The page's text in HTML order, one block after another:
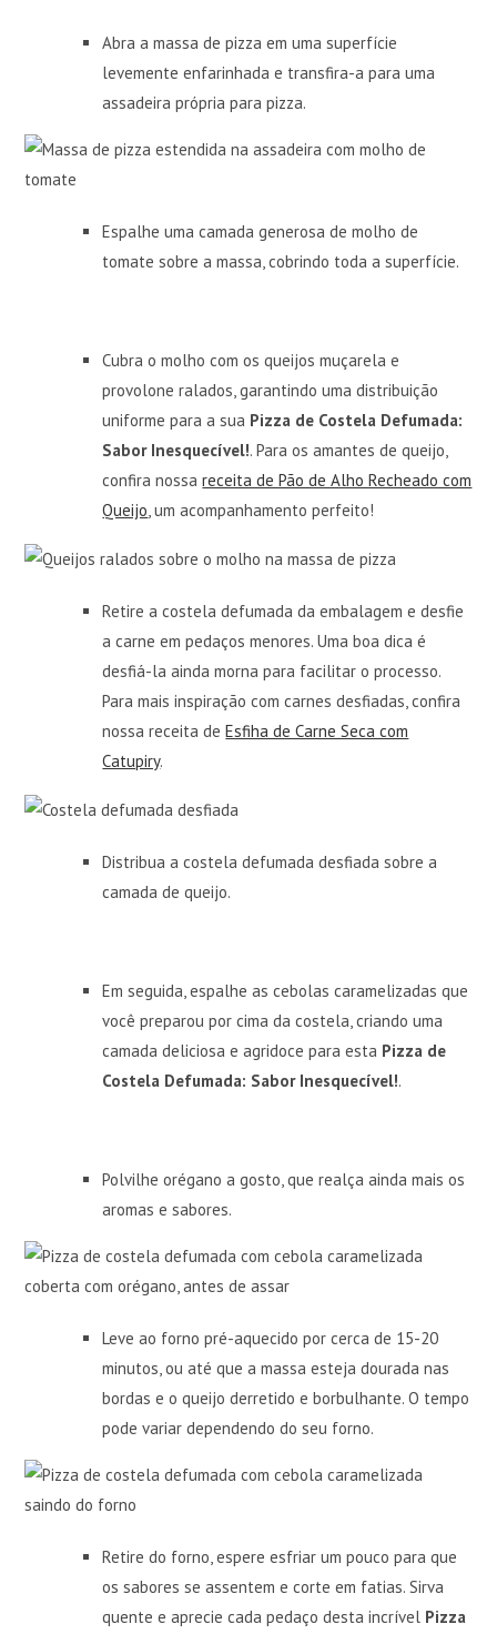
Abra a massa de pizza em uma superfície
levemente enfarinhada e transfira-a para uma
assadeira própria para pizza.
Espalhe uma camada generosa de molho de
tomate sobre a massa, cobrindo toda a superfície.
Cubra o molho com os queijos muçarela e
provolone ralados, garantindo uma distribuição
uniforme para a sua Pizza de Costela Defumada:
Sabor Inesquecível!. Para os amantes de queijo,
confira nossareceita de Pão de Alho Recheado com
Queijo, um acompanhamento perfeito!
Retire a costela defumada da embalagem e desfie
a carne em pedaços menores. Uma boa dica é
desfiá-la ainda morna para facilitar o processo.
Para mais inspiração com carnes desfiadas, confira
nossa receita deEsfiha de Carne Seca com
Catupiry.
Distribua a costela defumada desfiada sobre a
camada de queijo.
Em seguida, espalhe as cebolas caramelizadas que
você preparou por cima da costela, criando uma
camada deliciosa e agridoce para esta Pizza de
Costela Defumada: Sabor Inesquecível!.
Polvilhe orégano a gosto, que realça ainda mais os
aromas e sabores.
Leve ao forno pré-aquecido por cerca de 15-20
minutos, ou até que a massa esteja dourada nas
bordas e o queijo derretido e borbulhante. O tempo
pode variar dependendo do seu forno.
Retire do forno, espere esfriar um pouco para que
os sabores se assentem e corte em fatias. Sirva
quente e aprecie cada pedaço desta incrível Pizza